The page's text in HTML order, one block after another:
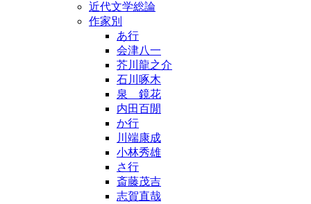
近代文学総論
作家別
あ行
会津八一
芥川龍之介
石川啄木
泉 鏡花
内田百閒
か行
川端康成
小林秀雄
さ行
斎藤茂吉
志賀直哉